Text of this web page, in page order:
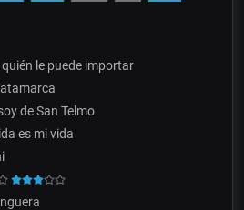
quién le puede importar
de San Telmo
es mi vida